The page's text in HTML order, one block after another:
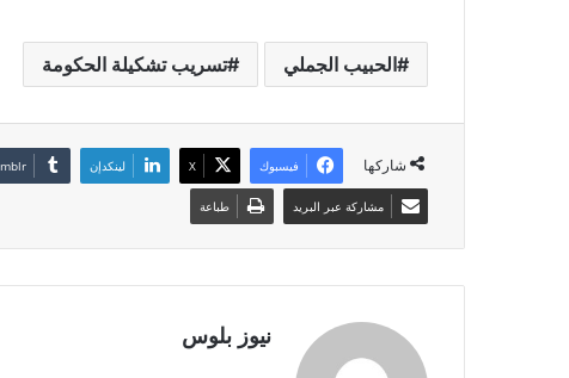
الحبيب الجملي تسريب تشكيلة الحكومة
شاركها فيسبوك X لينكدإن
مشاركة عبر البريد طباعة
نيوز بلوس